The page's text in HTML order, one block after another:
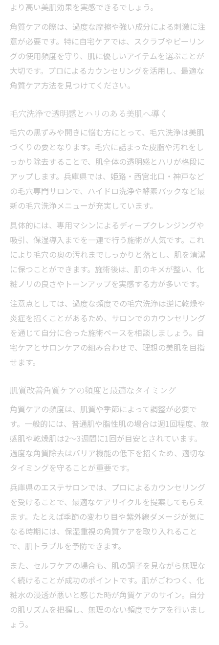
角質ケアがメイクノリ向上に繋がる理由
肌質改善角質ケアでニキビ跡をしっかりケ
ア
美肌をかなえる肌質改善の新常識
肌質改善の新常識を理解して美肌を手に入
れる
肌質改善で実感するエステ・サロンの違い
肌質改善角質ケアの口コミでわかる本音
効果の高い肌質改善メソッドを徹底検証
角質ケアで叶う透明感ある美肌体験
角質ケアと肌質改善で肌の透明感を実感す
る
毛穴洗浄神戸で人気の肌質改善施術とは
肌質改善角質ケアでくすみを解消する方法
サロン選びで差が出る肌質改善の実例紹介
肌質改善がもたらす理想の変化とは
肌質改善で実感できる理想の変化を紹介
角質ケアによるbefore afterのビフォーアフ
ター
肌質改善角質ケアで毛穴レスを目指す秘訣
より高い美肌効果を実感できるでしょう。
角質ケアの際は、過度な摩擦や強い成分による刺激に注
意が必要です。特に自宅ケアでは、スクラブやピーリン
グの使用頻度を守り、肌に優しいアイテムを選ぶことが
大切です。プロによるカウンセリングを活用し、最適な
角質ケア方法を見つけてください。
毛穴洗浄で透明感とハリのある美肌へ導く
毛穴の黒ずみや開きに悩む方にとって、毛穴洗浄は美肌
づくりの要となります。毛穴に詰まった皮脂や汚れをし
っかり除去することで、肌全体の透明感とハリが格段に
アップします。兵庫県では、姫路・西宮北口・神戸など
の毛穴専門サロンで、ハイドロ洗浄や酵素パックなど最
新の毛穴洗浄メニューが充実しています。
具体的には、専用マシンによるディープクレンジングや
吸引、保湿導入までを一連で行う施術が人気です。これ
により毛穴の奥の汚れまでしっかりと落とし、肌を清潔
に保つことができます。施術後は、肌のキメが整い、化
粧ノリの良さやトーンアップを実感する方が多いです。
注意点としては、過度な頻度での毛穴洗浄は逆に乾燥や
炎症を招くことがあるため、サロンでのカウンセリング
を通じて自分に合った施術ペースを相談しましょう。自
宅ケアとサロンケアの組み合わせで、理想の美肌を目指
せます。
肌質改善角質ケアの頻度と最適なタイミング
角質ケアの頻度は、肌質や季節によって調整が必要で
す。一般的には、普通肌や脂性肌の場合は週1回程度、敏
感肌や乾燥肌は2～3週間に1回が目安とされています。
過度な角質除去はバリア機能の低下を招くため、適切な
タイミングを守ることが重要です。
兵庫県のエステサロンでは、プロによるカウンセリング
を受けることで、最適なケアサイクルを提案してもらえ
ます。たとえば季節の変わり目や紫外線ダメージが気に
なる時期には、保湿重視の角質ケアを取り入れること
で、肌トラブルを予防できます。
また、セルフケアの場合も、肌の調子を見ながら無理な
く続けることが成功のポイントです。肌がごわつく、化
粧水の浸透が悪いと感じた時が角質ケアのサイン。自分
の肌リズムを把握し、無理のない頻度でケアを行いまし
ょう。